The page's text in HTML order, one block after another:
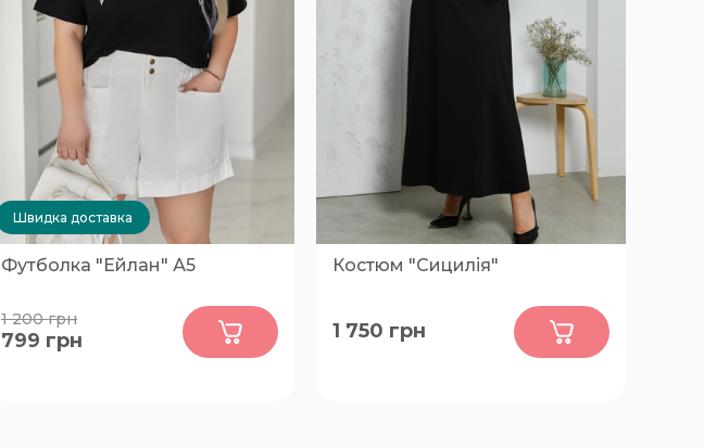
Швидка доставка
Футболка "Ейлан" А5
60-62
1 200грн
799 грн
Костюм "Сицилія"
52, 54, 56, 58, 60, 62, 64, 66, 68, 70,
1 750 грн